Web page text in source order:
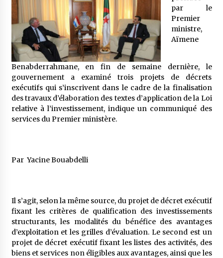
5 ans ago
Le monstrueux vieillard (Un récit du Sud
algérien)
5 ans ago
Rencontre nocturne dans le désert (Un conte
touareg)
5 ans ago
par le
Premier
ministre,
Aïmene
Benabderrahmane, en fin de semaine dernière, le
gouvernement a examiné trois projets de décrets
exécutifs qui s’inscrivent dans le cadre de la finalisation
des travaux d’élaboration des textes d’application de la Loi
relative à l’investissement, indique un communiqué des
services du Premier ministère.
Par Yacine Bouabdelli
Il s’agit, selon la même source, du projet de décret exécutif
fixant les critères de qualification des investissements
structurants, les modalités du bénéfice des avantages
d’exploitation et les grilles d’évaluation. Le second est un
projet de décret exécutif fixant les listes des activités, des
biens et services non éligibles aux avantages, ainsi que les